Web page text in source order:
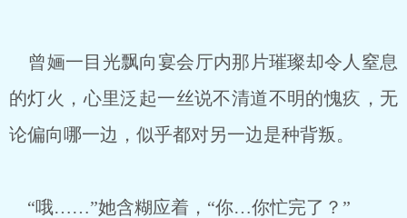
曾婳一目光飘向宴会厅内那片璀璨却令人窒息
的灯火，心里泛起一丝说不清道不明的愧疚，无
论偏向哪一边，似乎都对另一边是种背叛。
“哦……”她含糊应着，“你…你忙完了？”